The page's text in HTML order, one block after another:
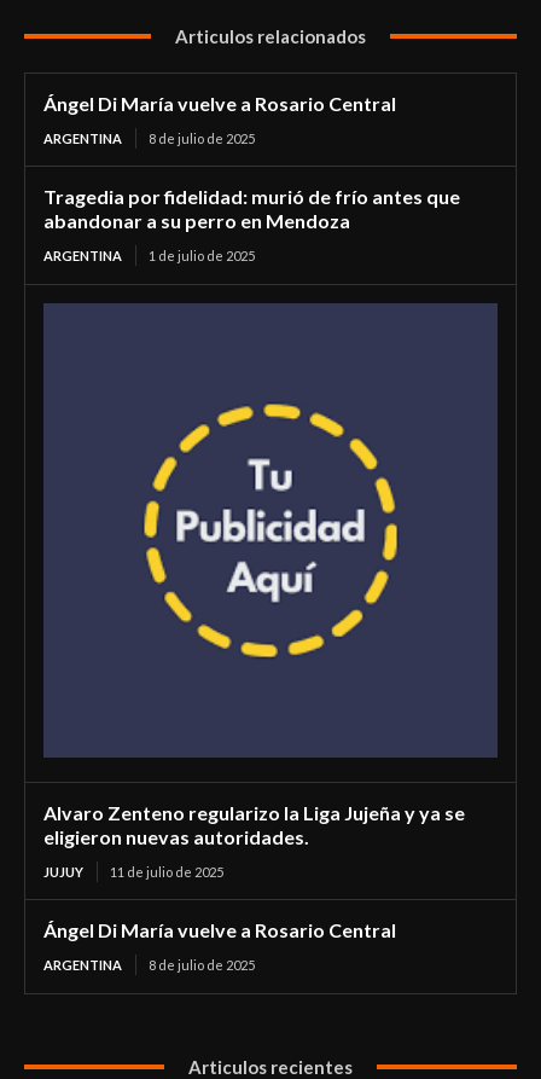
Articulos relacionados
Ángel Di María vuelve a Rosario Central
ARGENTINA 8 de julio de 2025
Tragedia por fidelidad: murió de frío antes que
abandonar a su perro en Mendoza
ARGENTINA 1 de julio de 2025
Alvaro Zenteno regularizo la Liga Jujeña y ya se
eligieron nuevas autoridades.
JUJUY 11 de julio de 2025
Ángel Di María vuelve a Rosario Central
ARGENTINA 8 de julio de 2025
Articulos recientes